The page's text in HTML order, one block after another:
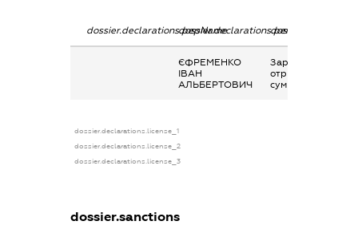
dossier.declarations.pepNamedossier.declarations.personName
ЄФРЕМЕНКО
ІВАН
АЛЬБЕРТОВИЧ
Заробітна плата
отримана за
сумісництвом
dossier.declarations.license_1
dossier.declarations.license_2
dossier.declarations.license_3
dossier.sanctions